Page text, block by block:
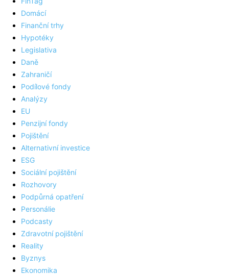
Domácí
Finanční trhy
Hypotéky
Legislativa
Daně
Zahraničí
Podílové fondy
Analýzy
EU
Penzijní fondy
Pojištění
Alternativní investice
ESG
Sociální pojištění
Rozhovory
Podpůrná opatření
Personálie
Podcasty
Zdravotní pojištění
Reality
Byznys
Ekonomika